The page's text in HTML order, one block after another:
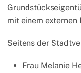
mit einem externen
Seitens der
Frau Melanie